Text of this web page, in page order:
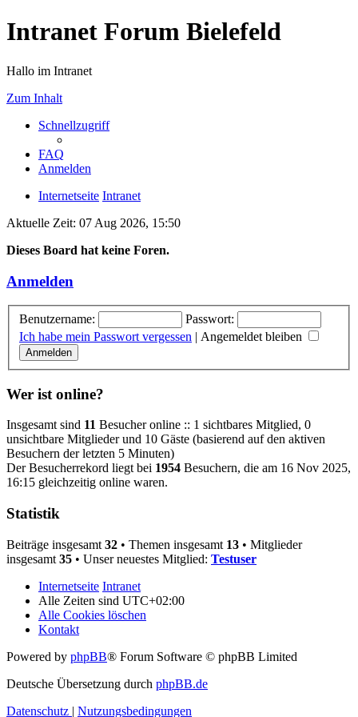
Intranet Forum Bielefeld
Hallo im Intranet
Zum Inhalt
Schnellzugriff
FAQ
Anmelden
Internetseite Intranet
Aktuelle Zeit: 07 Aug 2026, 15:50
Dieses Board hat keine Foren.
Anmelden
Benutzername:
Passwort:
Ich habe mein Passwort vergessen | Angemeldet bleiben
Wer ist online?
Insgesamt sind 11 Besucher online :: 1 sichtbares Mitglied, 0
unsichtbare Mitglieder und 10 Gäste (basierend auf den aktiven
Besuchern der letzten 5 Minuten)
Der Besucherrekord liegt bei 1954 Besuchern, die am 16 Nov 2025,
16:15 gleichzeitig online waren.
Statistik
Beiträge insgesamt 32 • Themen insgesamt 13 • Mitglieder
insgesamt 35 • Unser neuestes Mitglied: Testuser
Internetseite Intranet
Alle Zeiten sind UTC+02:00
Alle Cookies löschen
Kontakt
Powered by phpBB® Forum Software © phpBB Limited
Deutsche Übersetzung durch phpBB.de
Datenschutz | Nutzungsbedingungen